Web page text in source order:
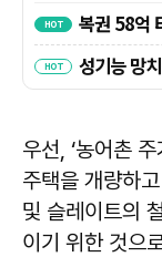
우선, ‘농어촌
주택을 개량하
및 슬레이트의
이기 위한 것으